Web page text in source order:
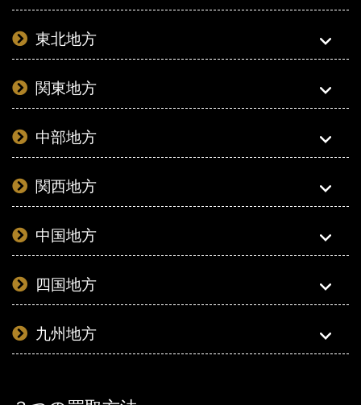
東北地方
関東地方
中部地方
関西地方
中国地方
四国地方
九州地方